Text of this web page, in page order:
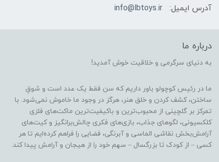
آدرس ایمیل:
info@lbtoys.ir
درباره ما
به دنیای سرگرمی و خلاقیت خوش آمدید!
ما در رئیس کوچولو باور داریم که سن فقط یک عدد است و شوقِ
ساختن، کشف کردن و خلق هنر، هرگز در وجود ما خاموش نمی‌شود. با
تمرکز بر گلچینی از محبوب‌ترین و باکیفیت‌ترین ماکت‌های فلزی
کلکسیونی، لگوهای جذاب، بازی‌های فکری چالش‌برانگیز و کیت‌های
آرامش‌بخش نقاشی الماسی و آبرنگی، فضایی را فراهم کرده‌ایم تا هر
کسی – از کودک تا بزرگسال – سهم خود را از هیجان و آرامش پیدا کند.